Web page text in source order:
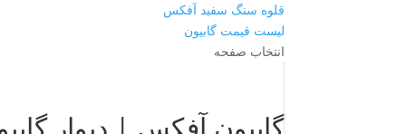
قلوه سنگ سفید آفکس
لیست قیمت گابیون
انتخاب صفحه